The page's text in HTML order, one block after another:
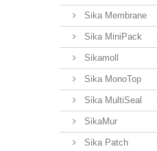
Sika Membrane
Sika MiniPack
Sikamoll
Sika MonoTop
Sika MultiSeal
SikaMur
Sika Patch